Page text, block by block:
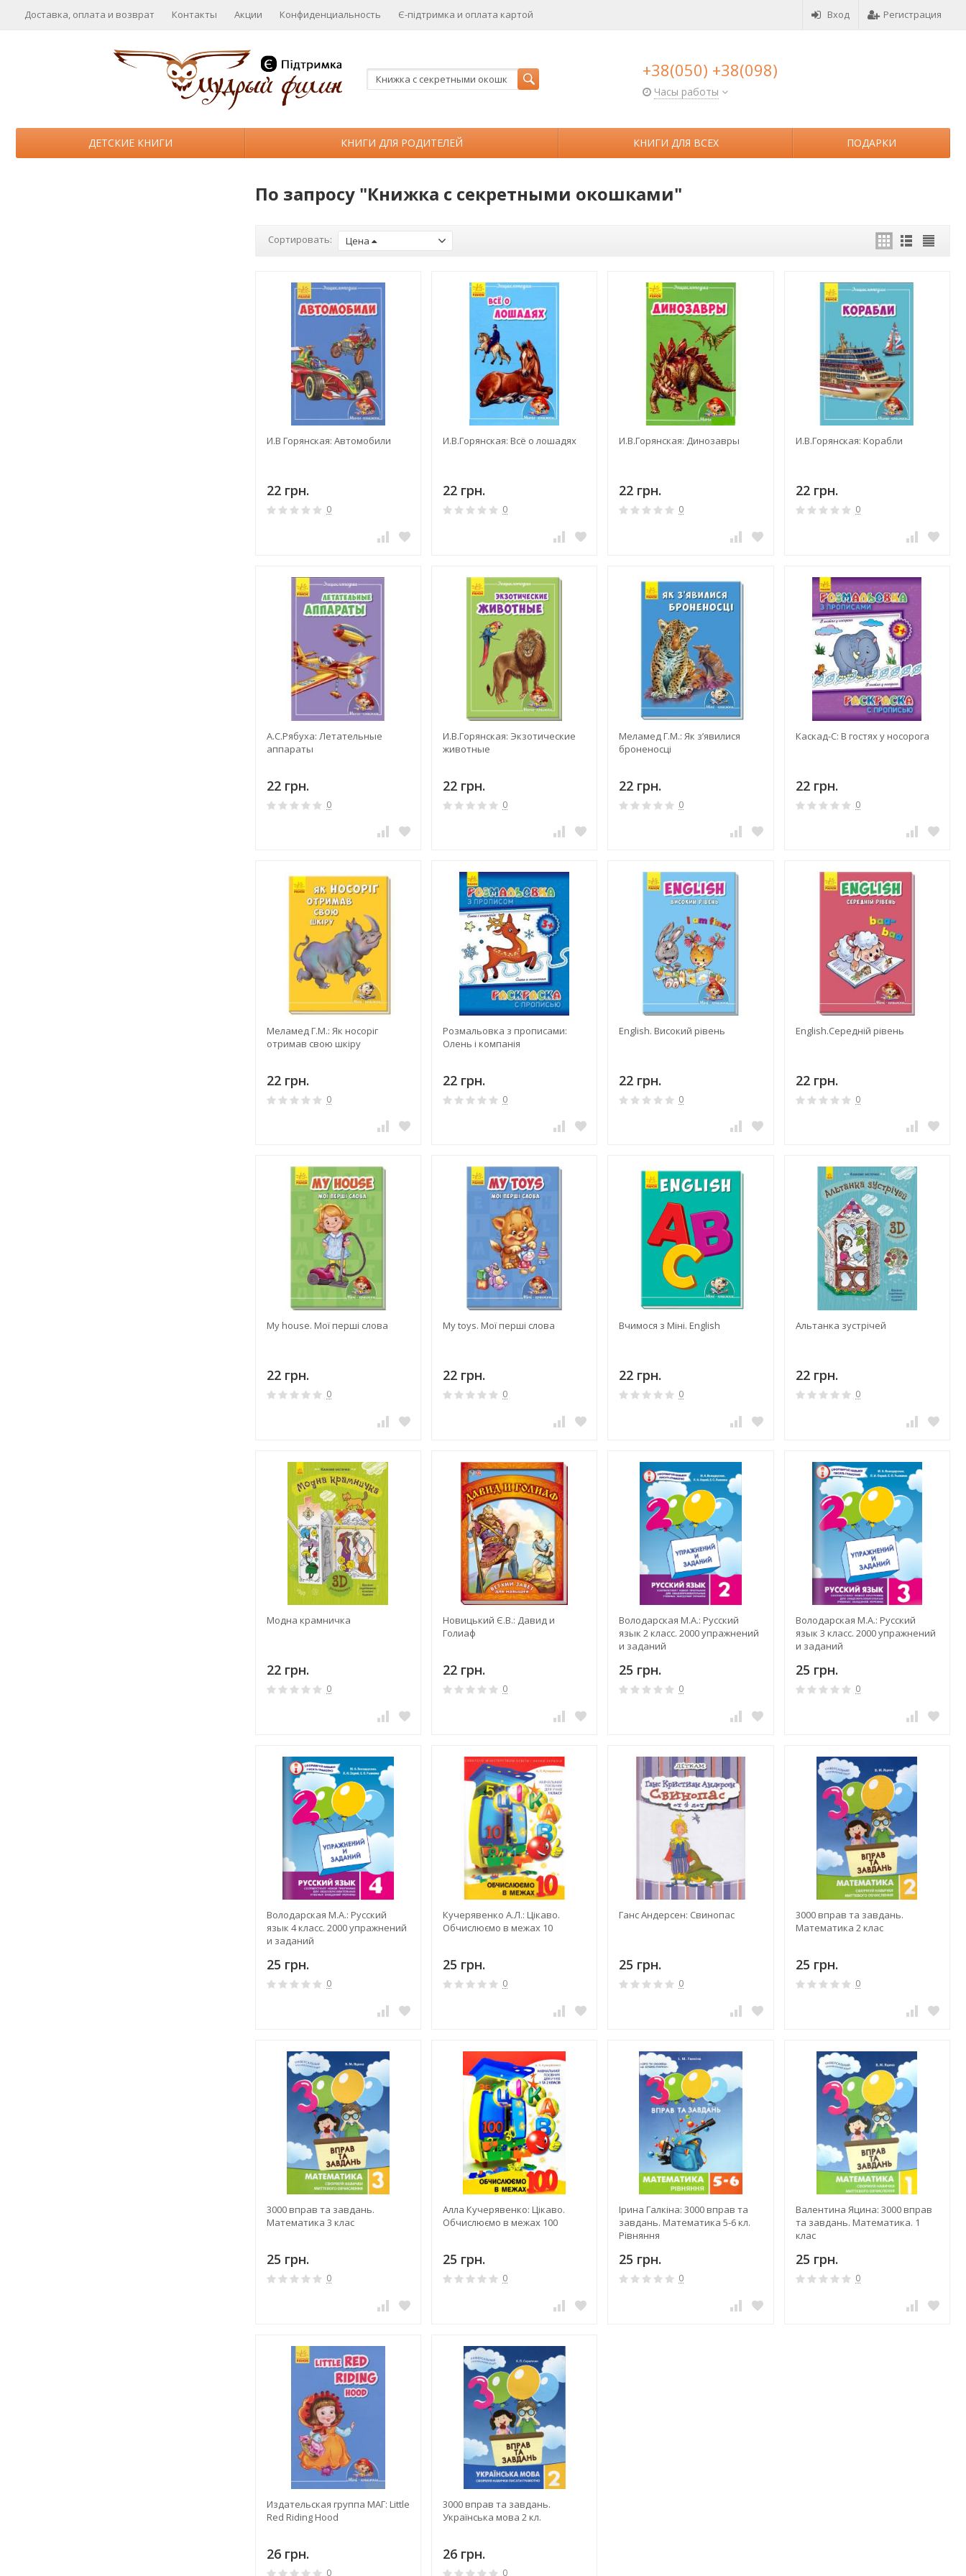
Вход Регистрация
Доставка, оплата и возврат Контакты Акции Конфиденциальность Є-підтримка и оплата картой
+38(050) +38(098)
Часы работы
ДЕТСКИЕ КНИГИ КНИГИ ДЛЯ РОДИТЕЛЕЙ КНИГИ ДЛЯ ВСЕХ ПОДАРКИ
По запросу "Книжка с секретными окошками"
Сортировать: Цена
И.В Горянская: Автомобили
22 грн.
0
И.В.Горянская: Всё о лошадях
22 грн.
0
И.В.Горянская: Динозавры
22 грн.
0
И.В.Горянская: Корабли
22 грн.
0
А.С.Рябуха: Летательные
аппараты
22 грн.
0
И.В.Горянская: Экзотические
животные
22 грн.
0
Меламед Г.М.: Як з’явилися
броненосці
22 грн.
0
Каскад-С: В гостях у носорога
22 грн.
0
Меламед Г.М.: Як носоріг
отримав свою шкіру
22 грн.
0
Розмальовка з прописами:
Олень і компанія
22 грн.
0
English. Високий рівень
22 грн.
0
English.Середній рівень
22 грн.
0
My house. Мої перші слова
22 грн.
0
My toys. Мої перші слова
22 грн.
0
Вчимося з Міні. English
22 грн.
0
Альтанка зустрічей
22 грн.
0
Модна крамничка
22 грн.
0
Новицький Є.В.: Давид и
Голиаф
22 грн.
0
Володарская М.А.: Русский
язык 2 класс. 2000 упражнений
и заданий
25 грн.
0
Володарская М.А.: Русский
язык 3 класс. 2000 упражнений
и заданий
25 грн.
0
Володарская М.А.: Русский
язык 4 класс. 2000 упражнений
и заданий
25 грн.
0
Кучерявенко А.Л.: Цікаво.
Обчислюємо в межах 10
25 грн.
0
Ганс Андерсен: Свинопас
25 грн.
0
3000 вправ та завдань.
Математика 2 клас
25 грн.
0
3000 вправ та завдань.
Математика 3 клас
25 грн.
0
Алла Кучерявенко: Цікаво.
Обчислюємо в межах 100
25 грн.
0
Ірина Галкіна: 3000 вправ та
завдань. Математика 5-6 кл.
Рівняння
25 грн.
0
Валентина Яцина: 3000 вправ
та завдань. Математика. 1
клас
25 грн.
0
Издательская группа МАГ: Little
Red Riding Hood
26 грн.
0
3000 вправ та завдань.
Українська мова 2 кл.
26 грн.
0